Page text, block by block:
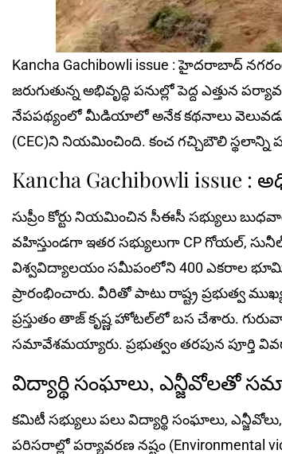
Kancha Gachibowli issue : హైదరాబాద్
జరుగుతున్న అభివృద్ధి పనుల్లో పెద్ద ఎత్తున
నేప‌ప‌థ్యంలో మీడియాలో అనేక‌ కథనాలు
(CEC)ని నియమించింది. కంచ గ‌చ్చిబౌలి స్థలాన్ని
Kancha Gachibowli issue
సుప్రీం కోర్టు నియమించిన సీఈసీ సభ్యులు
వహిస్తుండగా ఇతర సభ్యులుగా CP గోయల్,
విశ్వవిద్యాలయం సమీపంలోని 400 ఎకరాల భూమిని
ప్రారంభించారు. వీరితో పాటు రాష్ట్ర ప్రభుత్వ
ప్రస్తుతం తాజ్ కృష్ణ హోట‌ల్‌లో బస చేశారు.
సమావేశమయ్యారు. ప్రభుత్వం తరపున పూర్తి
విద్యార్థి సంఘాలు, ఎన్జీవోల‌తో
కమిటీ సభ్యులు పలు విద్యార్థి సంఘాలు,
పరిసరాల్లో పర్యావరణ నష్టం (Environmental